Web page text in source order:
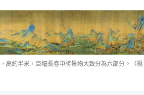
高約半米，巨幅長卷中將景物大致分為六部分。（視